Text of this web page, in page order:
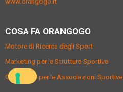
COSA FA ORANGOGO
Motore di Ricerca degli Sport
Marketing per le Strutture Sportive
Gestionale per le Associazioni Sportive